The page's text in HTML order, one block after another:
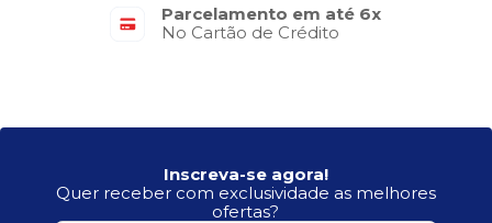
Parcelamento em até 6x
No Cartão de Crédito
Inscreva-se agora!
Quer receber com exclusividade as melhores
ofertas?